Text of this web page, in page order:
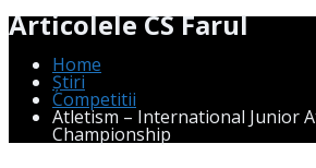
Articolele CS Farul
Home
Știri
Competitii
Atletism – International Junior
Championship